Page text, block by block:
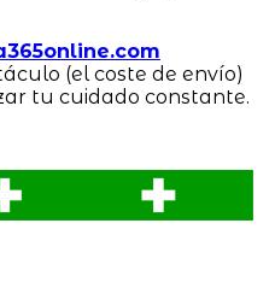
(el coste de envío)
tu cuidado constante.